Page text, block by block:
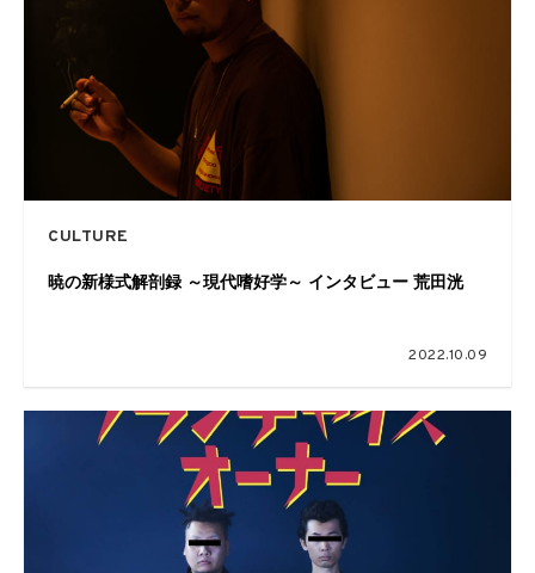
CULTURE
暁の新様式解剖録 ～現代嗜好学～ インタビュー 荒田洸
2022.10.09